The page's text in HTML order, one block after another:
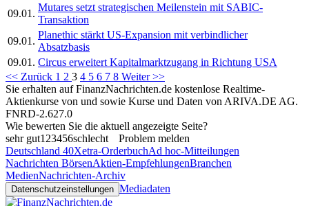
09.01.
Mutares setzt strategischen Meilenstein mit SABIC-
Transaktion
09.01.
Planethic stärkt US-Expansion mit verbindlicher
Absatzbasis
09.01. Circus erweitert Kapitalmarktzugang in Richtung USA
<< Zurück 1 2 3 4 5 6 7 8 Weiter >>
Sie erhalten auf FinanzNachrichten.de kostenlose Realtime-
Aktienkurse von und sowie Kurse und Daten von ARIVA.DE AG.
FNRD-2.627.0
Wie bewerten Sie die aktuell angezeigte Seite?
sehr gut1 23456schlecht
Problem melden
Deutschland 40Xetra-OrderbuchAd hoc-Mitteilungen
Nachrichten BörsenAktien-EmpfehlungenBranchen
MedienNachrichten-Archiv
Datenschutzeinstellungen Mediadaten